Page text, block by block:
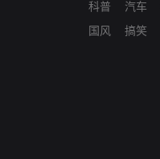
科普
国风
汽车
搞笑